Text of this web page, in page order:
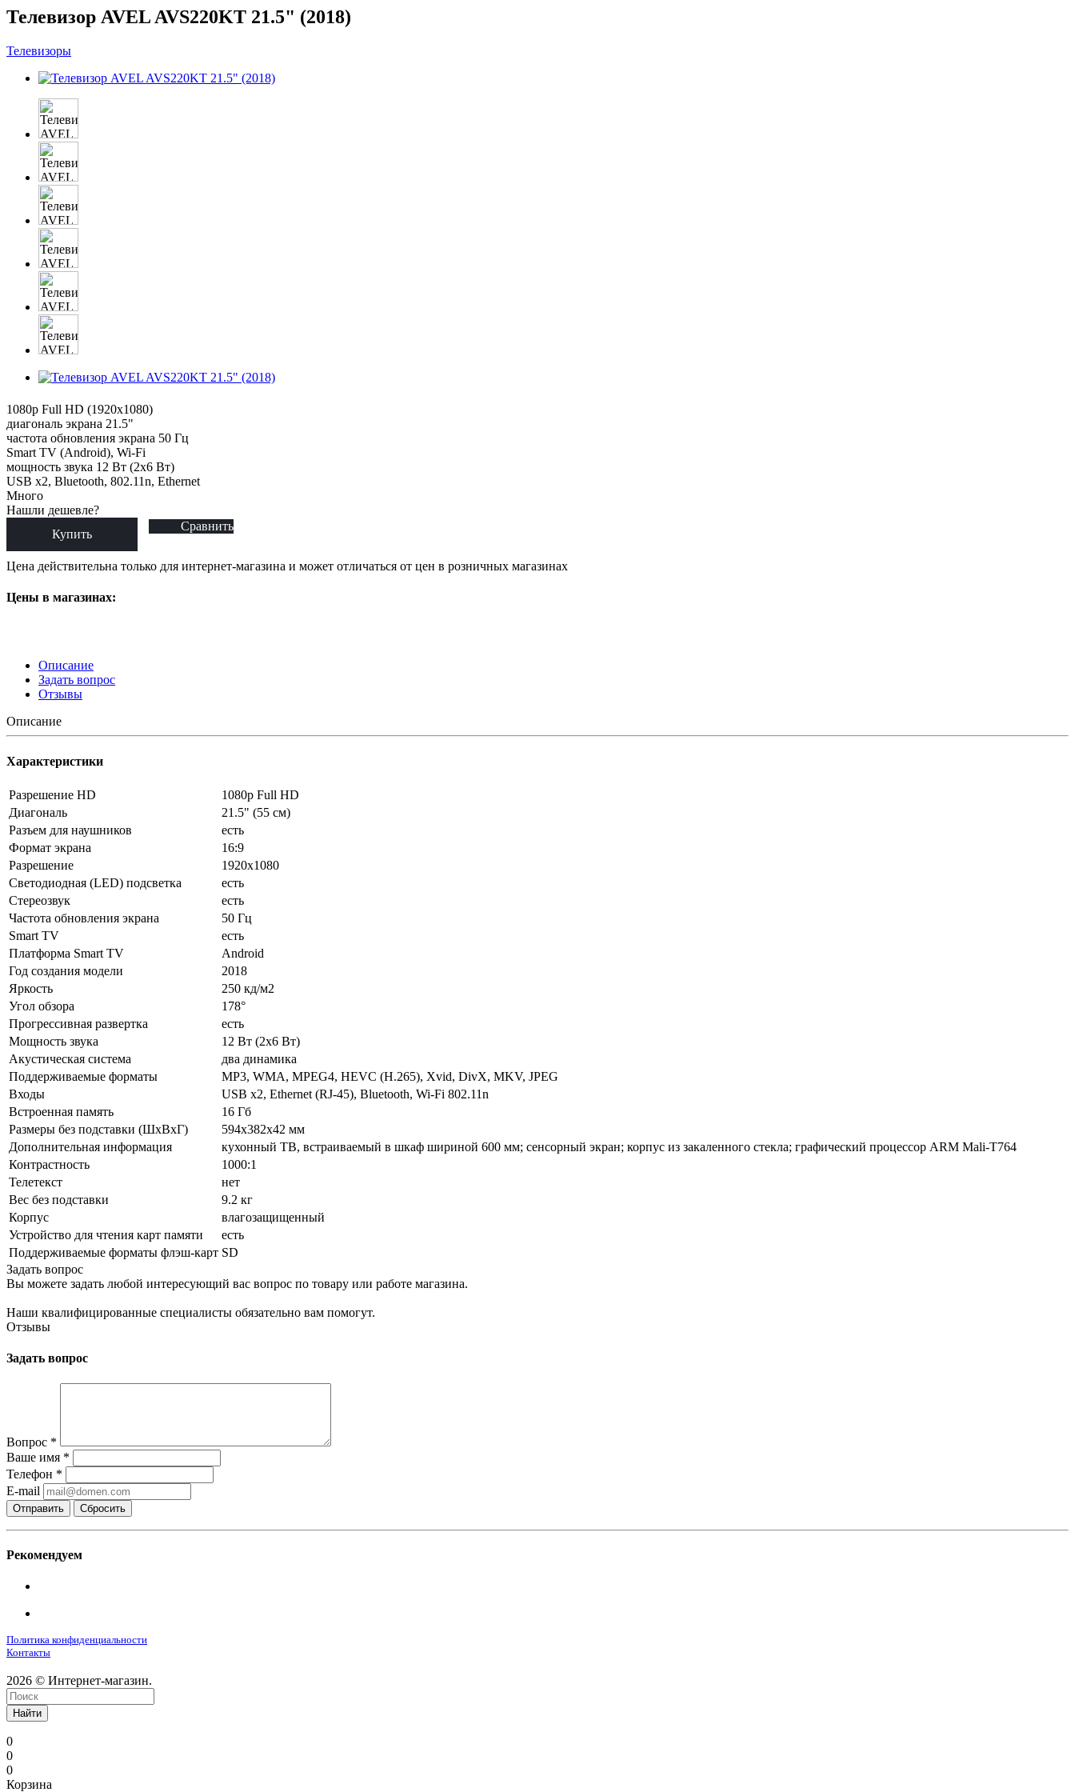
Телевизор AVEL AVS220KT 21.5" (2018)
Телевизоры
1080p Full HD (1920x1080)
диагональ экрана 21.5"
частота обновления экрана 50 Гц
Smart TV (Android), Wi-Fi
мощность звука 12 Вт (2х6 Вт)
USB x2, Bluetooth, 802.11n, Ethernet
Много
Нашли дешевле?
Купить
Сравнить
Цена действительна только для интернет-магазина и может отличаться от цен в розничных магазинах
Цены в магазинах:
Описание
Задать вопрос
Отзывы
Описание
Характеристики
Разрешение HD
1080p Full HD
Диагональ
21.5" (55 см)
Разъем для наушников
есть
Формат экрана
16:9
Разрешение
1920x1080
Светодиодная (LED) подсветка
есть
Стереозвук
есть
Частота обновления экрана
50 Гц
Smart TV
есть
Платформа Smart TV
Android
Год создания модели
2018
Яркость
250 кд/м2
Угол обзора
178°
Прогрессивная развертка
есть
Мощность звука
12 Вт (2х6 Вт)
Акустическая система
два динамика
Поддерживаемые форматы
MP3, WMA, MPEG4, HEVC (H.265), Xvid, DivX, MKV, JPEG
Входы
USB x2, Ethernet (RJ-45), Bluetooth, Wi-Fi 802.11n
Встроенная память
16 Гб
Размеры без подставки (ШxВxГ)
594x382x42 мм
Дополнительная информация
кухонный ТВ, встраиваемый в шкаф шириной 600 мм; сенсорный экран; корпус из закаленного стекла; графический процессор ARM Mali-T764
Контрастность
1000:1
Телетекст
нет
Вес без подставки
9.2 кг
Корпус
влагозащищенный
Устройство для чтения карт памяти
есть
Поддерживаемые форматы флэш-карт SD
Задать вопрос
Вы можете задать любой интересующий вас вопрос по товару или работе магазина.
Наши квалифицированные специалисты обязательно вам помогут.
Отзывы
Задать вопрос
Вопрос *
Ваше имя *
Телефон *
E-mail
Сбросить
Рекомендуем
Политика конфиденциальности
Контакты
2026 © Интернет-магазин.
Найти
0
0
0
Корзина